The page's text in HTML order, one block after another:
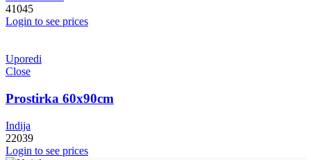
41045
Login to see prices
Uporedi
Close
Prostirka 60x90cm
Indija
22039
Login to see prices